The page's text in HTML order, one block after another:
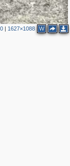
| 1627×1088 W